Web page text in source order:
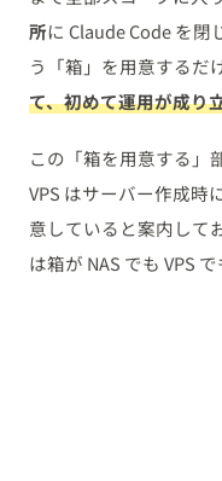
所に Claude Code を
う「箱」を用意するだ
て、初めて運用が成り
この「箱を用意する」
VPS はサーバー作成時
意していると案内して
は箱が NAS でも VPS